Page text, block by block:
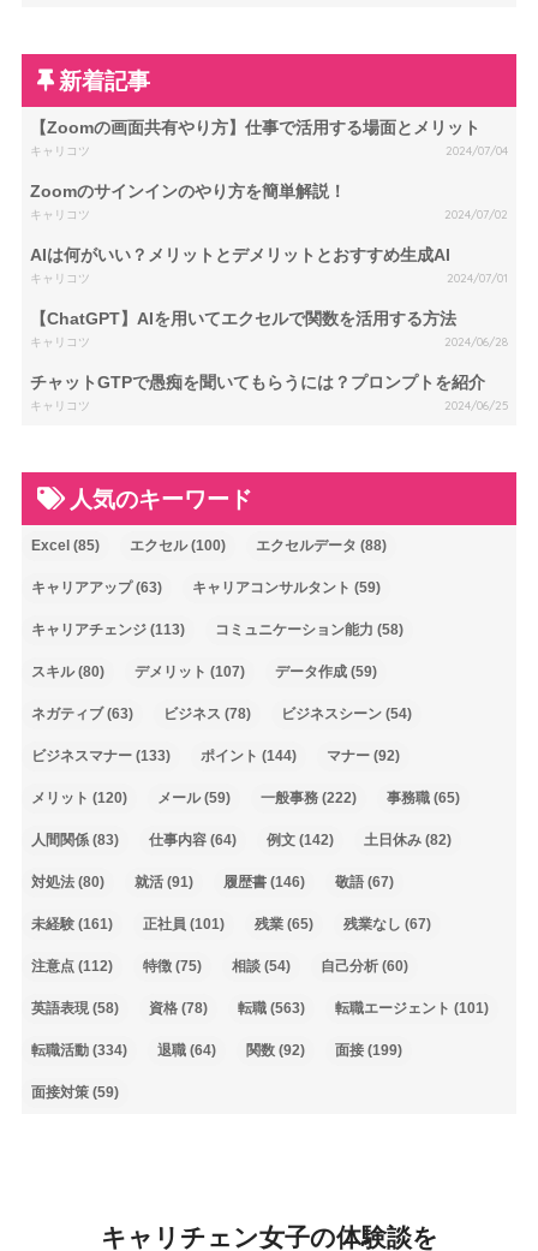
新着記事
【Zoomの画面共有やり方】仕事で活用する場面とメリット
キャリコツ 2024/07/04
Zoomのサインインのやり方を簡単解説！
キャリコツ 2024/07/02
AIは何がいい？メリットとデメリットとおすすめ生成AI
キャリコツ 2024/07/01
【ChatGPT】AIを用いてエクセルで関数を活用する方法
キャリコツ 2024/06/28
チャットGTPで愚痴を聞いてもらうには？プロンプトを紹介
キャリコツ 2024/06/25
人気のキーワード
Excel (85) エクセル(100) エクセルデータ (88)
キャリアアップ(63) キャリアコンサルタント (59)
キャリアチェンジ(113) コミュニケーション能力 (58)
スキル(80) デメリット (107) データ作成(59)
ネガティブ(63) ビジネス (78) ビジネスシーン(54)
ビジネスマナー(133) ポイント (144) マナー(92)
メリット (120) メール(59) 一般事務(222) 事務職(65)
人間関係(83) 仕事内容(64) 例文(142) 土日休み(82)
対処法(80) 就活(91) 履歴書(146) 敬語(67)
未経験(161) 正社員 (101) 残業(65) 残業なし (67)
注意点(112) 特徴(75) 相談(54) 自己分析(60)
英語表現(58) 資格(78) 転職(563) 転職エージェント (101)
転職活動(334) 退職(64) 関数(92) 面接(199)
面接対策(59)
キャリチェン女子の体験談を